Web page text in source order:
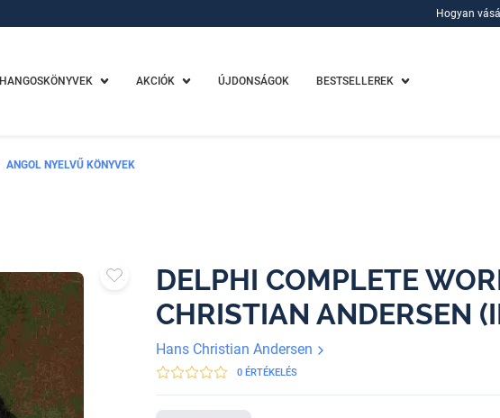
Hogyan
HANGOSKÖNYVEK AKCIÓK ÚJDONSÁGOK BESTSELLEREK
ANGOL NYELVŰ KÖNYVEK
DELPHI COMPLETE
CHRISTIAN ANDERSEN
Hans Christian Andersen
0 ÉRTÉKELÉS